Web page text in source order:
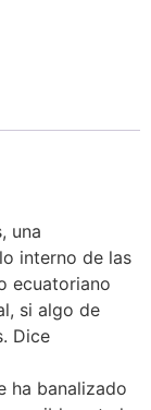
una
interno de las
ecuatoriano
si algo de
Dice
ha banalizado